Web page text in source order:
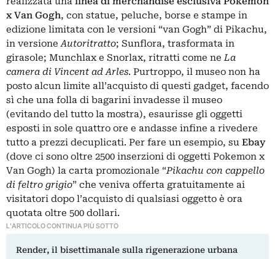
x Van Gogh, con statue, peluche, borse e stampe in
edizione limitata con le versioni “van Gogh” di Pikachu,
in versioneAutoritratto; Sunflora, trasformata in
girasole; Munchlax e Snorlax, ritratti come neLa
camera di Vincent ad Arles. Purtroppo, il museo non ha
posto alcun limite all’acquisto di questi gadget, facendo
sì che una folla di bagarini invadesse il museo
(evitando del tutto la mostra), esaurisse gli oggetti
esposti in sole quattro ore e andasse infine a rivedere
tutto a prezzi decuplicati. Per fare un esempio, su Ebay
(dove ci sono oltre 2500 inserzioni di oggetti Pokemon x
Van Gogh) la carta promozionale “Pikachu con cappello
di feltro grigio” che veniva offerta gratuitamente ai
visitatori dopo l’acquisto di qualsiasi oggetto è ora
quotata oltre 500 dollari.
L'ARTICOLO CONTINUA PIÙ SOTTO
Render, il bisettimanale sulla rigenerazione urbana